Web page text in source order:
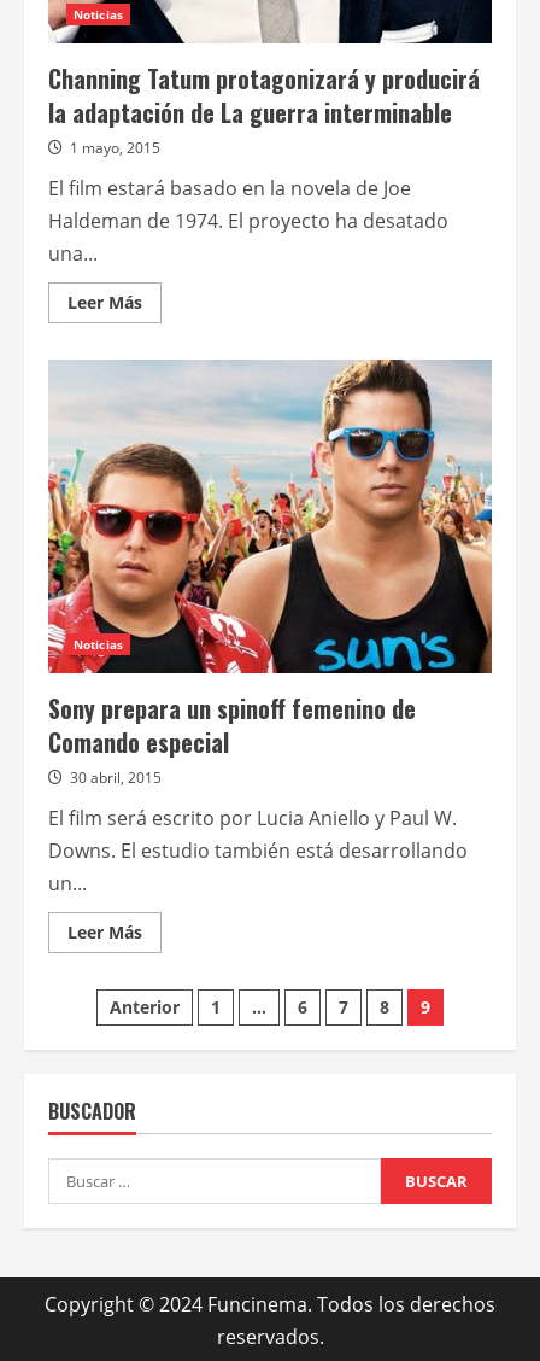
Noticias
Channing Tatum protagonizará y producirá
la adaptación de La guerra interminable
1 mayo, 2015
El film estará basado en la novela de Joe
Haldeman de 1974. El proyecto ha desatado
una...
Leer MásLeer
más
Channing
protagonizará
producirá
la
adaptación
de
La
guerra
interminable
Noticias
Sony prepara un spinoff femenino de
Comando especial
30 abril, 2015
El film será escrito por Lucia Aniello y Paul W.
Downs. El estudio también está desarrollando
un...
Leer MásLeer
más
Sony
prepara
un
spinoff
Paginación
de
entradas
Anterior 1 … 6 7 8 9
BUSCADOR
Buscar:
Copyright © 2024 Funcinema. Todos los derechos
reservados.